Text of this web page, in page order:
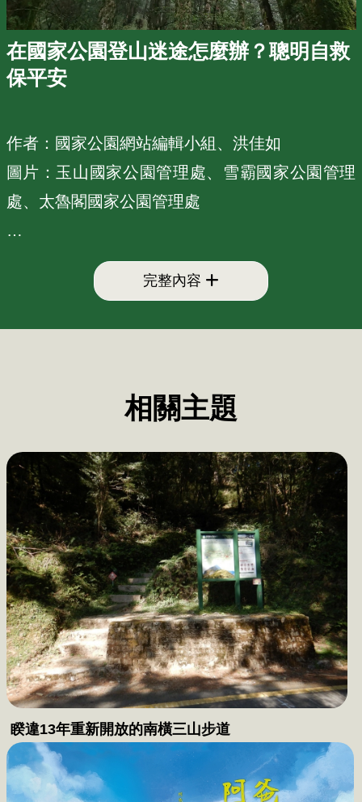
在國家公園登山迷途怎麼辦？聰明自救
保平安
作者：國家公園網站編輯小組、洪佳如
圖片：玉山國家公園管理處、雪霸國家公園管理
處、太魯閣國家公園管理處
山林開放政策，加上疫情不能出國等因素，登山
清楚認知，這是具有潛在風險的行動，每個人都
應對人身安全負起最大責任。
內政部營建署製作【山永遠都在—安全登山、平
安回家】一系列以真實故事改編的登山安全宣導
影片，期盼加深民眾登山安全意識，誠摯邀請您
一同觀賞。
內政部營建署製作一系列【山永遠都在—安全登
山、平安回家】
以真實故事改編的登山安全宣導影片
(國家公園網站編輯小組提供)
迷途是登山活動中時常發生的山域意外，同時也
完整內容
相關主題
睽違13年重新開放的南橫三山步道